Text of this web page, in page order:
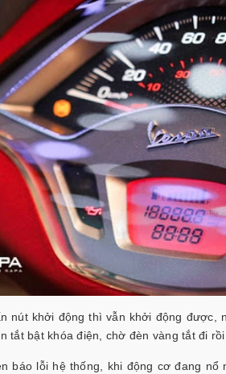
nút khởi động thì vẫn khởi động
tắt bật khóa điện, chờ đèn vàng tắt đi
báo lỗi hệ thống, khi động cơ đang